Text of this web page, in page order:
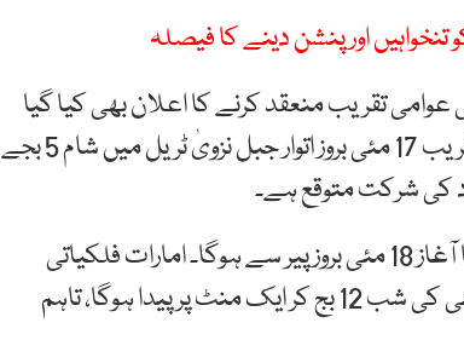
اور پنشن دینے کا فیصلہ
تقریب منعقد کرنے کا اعلان بھی کیا گیا
ہے۔ اسلامی امور و فلاحی سرگرمیوں کے محکمے کے مطابق یہ تقریب 17 مئی بروز اتوار جبل نزویٰ ٹریل میں شام 5 بجے
کی شرکت متوقع ہے۔
ماہرین فلکیات کے مطابق امکان ظاہر کیا جارہا ہے کہ ذوالحجہ کا آغاز 18 مئی بروز پیر سے ہوگا۔ امارات فلکیاتی
سوسائٹی کے چیئرمین ابراہیم الجروان کا کہنا ہے کہ نیا چاند 17 مئی کی شب 12 بج کر ایک منٹ پر پیدا ہوگا، تاہم